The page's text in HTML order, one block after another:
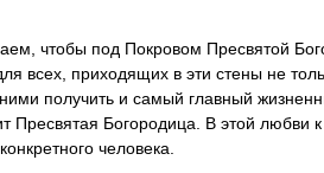
чтобы под Покровом Пресвятой
всех, приходящих в эти стены не
получить и самый главный
Пресвятая Богородица. В этой любви
человека.